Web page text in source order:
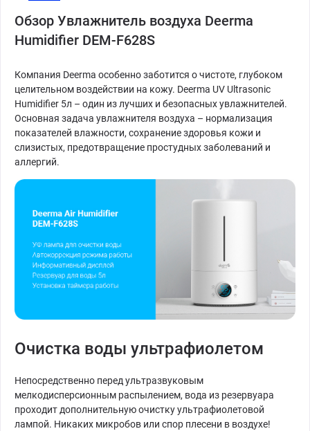
Обзор Увлажнитель воздуха Deerma
Humidifier DEM-F628S
Компания Deerma особенно заботится о чистоте, глубоком
целительном воздействии на кожу. Deerma UV Ultrasonic
Humidifier 5л – один из лучших и безопасных увлажнителей.
Основная задача увлажнителя воздуха – нормализация
показателей влажности, сохранение здоровья кожи и
слизистых, предотвращение простудных заболеваний и
аллергий.
Очистка воды ультрафиолетом
Непосредственно перед ультразвуковым
мелкодисперсионным распылением, вода из резервуара
проходит дополнительную очистку ультрафиолетовой
лампой. Никаких микробов или спор плесени в воздухе!